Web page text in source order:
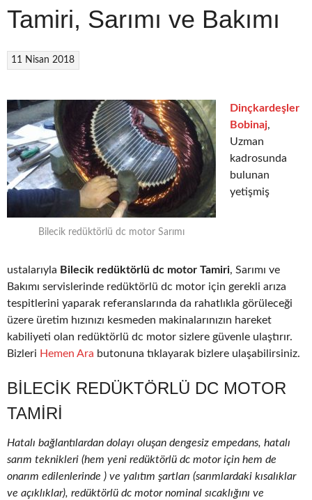
Tamiri, Sarımı ve Bakımı
11 Nisan 2018
Bilecik redüktörlü dc motor Sarımı
Dinçkardeşler
Bobinaj,
Uzman
kadrosunda
bulunan
yetişmiş
ustalarıyla Bilecik redüktörlü dc motor Tamiri, Sarımı ve
Bakımı servislerinde redüktörlü dc motor için gerekli arıza
tespitlerini yaparak referanslarında da rahatlıkla görüleceği
üzere üretim hızınızı kesmeden makinalarınızın hareket
kabiliyeti olan redüktörlü dc motor sizlere güvenle ulaştırır.
Bizleri Hemen Ara butonuna tıklayarak bizlere ulaşabilirsiniz.
BILECIK REDÜKTÖRLÜ DC MOTOR
TAMIRI
Hatalı bağlantılardan dolayı oluşan dengesiz empedans, hatalı
sarım teknikleri (hem yeni redüktörlü dc motor için hem de
onarım edilenlerinde ) ve yalıtım şartları (sarımlardaki kısalıklar
ve açıklıklar), redüktörlü dc motor nominal sıcaklığını ve